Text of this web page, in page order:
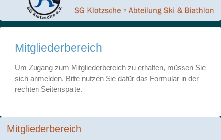
Mitgliederbereich
Um Zugang zum Mitgliederbereich zu erhalten, müssen Sie
sich anmelden. Bitte nutzen Sie dafür das Formular in der
rechten Seitenspalte.
Mitgliederbereich